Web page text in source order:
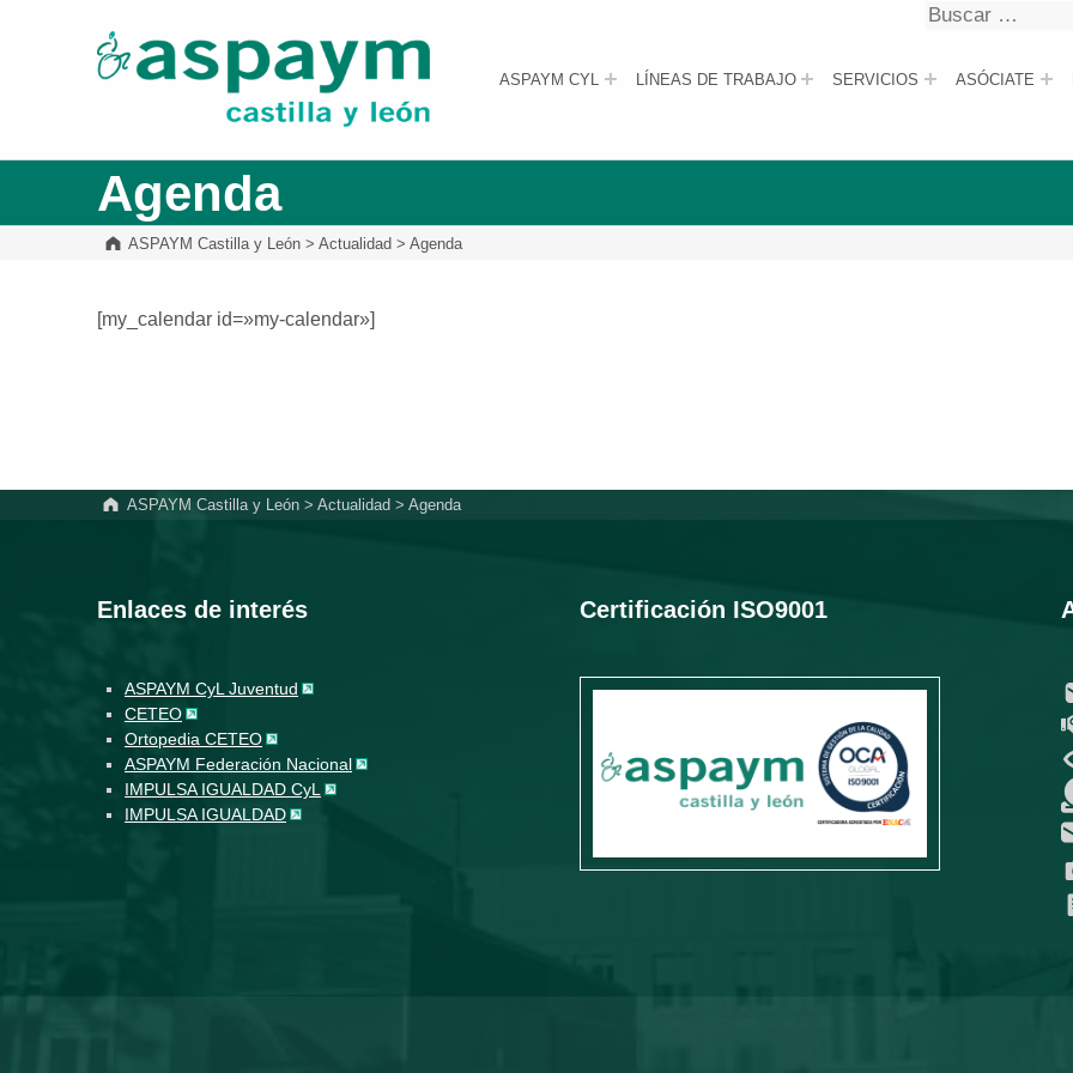
ASPAYM Castilla y León
ASPAYM CYL LÍNEAS DE TRABAJO SERVICIOS ASÓCIATE
Buscar
Agenda
ASPAYM Castilla y León >Actualidad >Agenda
[my_calendar id=»my-calendar»]
ASPAYM Castilla y León> Actualidad > Agenda
Enlaces de interés
ASPAYM CyL Juventud
CETEO
Ortopedia CETEO
ASPAYM Federación Nacional
IMPULSA IGUALDAD CyL
IMPULSA IGUALDAD
Certificación ISO9001